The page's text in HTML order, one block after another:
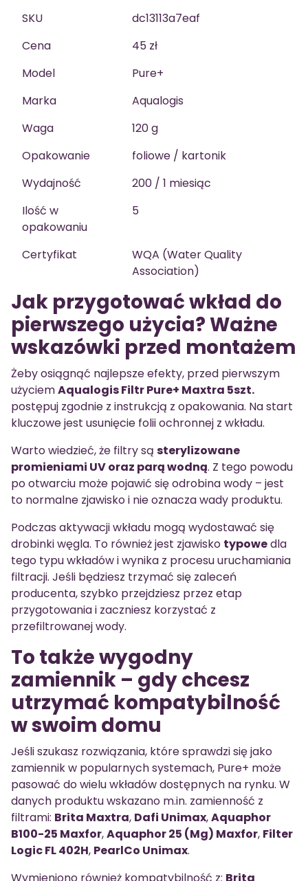
SKU
dc13113a7eaf
Cena
45 zł
Model
Pure+
Marka
Aqualogis
Waga
120 g
Opakowanie
foliowe / kartonik
Wydajność
200 / 1 miesiąc
Ilość w
opakowaniu
5
Certyfikat
WQA (Water Quality
Association)
Jak przygotować wkład do
pierwszego użycia? Ważne
wskazówki przed montażem
Żeby osiągnąć najlepsze efekty, przed pierwszym
użyciemAqualogis Filtr Pure+ Maxtra 5szt.
postępuj zgodnie z instrukcją z opakowania. Na start
kluczowe jest usunięcie folii ochronnej z wkładu.
Warto wiedzieć, że filtry są sterylizowane
promieniami UV oraz parą wodną. Z tego powodu
po otwarciu może pojawić się odrobina wody – jest
to normalne zjawisko i nie oznacza wady produktu.
Podczas aktywacji wkładu mogą wydostawać się
drobinki węgla. To również jest zjawisko typowedla
tego typu wkładów i wynika z procesu uruchamiania
filtracji. Jeśli będziesz trzymać się zaleceń
producenta, szybko przejdziesz przez etap
przygotowania i zaczniesz korzystać z
przefiltrowanej wody.
To także wygodny
zamiennik – gdy chcesz
utrzymać kompatybilność
w swoim domu
Jeśli szukasz rozwiązania, które sprawdzi się jako
zamiennik w popularnych systemach, Pure+ może
pasować do wielu wkładów dostępnych na rynku. W
danych produktu wskazano m.in. zamienność z
filtrami: Brita Maxtra, Dafi Unimax,Aquaphor
B100-25 Maxfor,Aquaphor 25 (Mg) Maxfor, Filter
Logic FL 402H, PearlCo Unimax.